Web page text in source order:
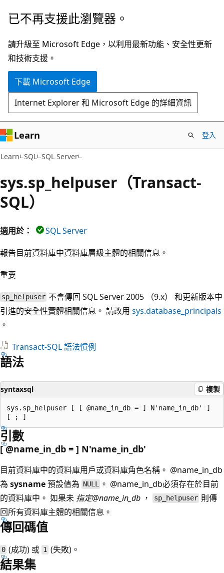
跳
主
要
內
已不再支援此瀏覽器。
請升級至 Microsoft Edge，以利用最新功能、安全性更新
和技術支援。
下載 Microsoft Edge
Internet Explorer 和 Microsoft Edge 的詳細資訊
Learn 登入
Learn SQL SQL Server
sys.sp_helpuser（Transact-
SQL）
適用於：
SQL Server
報告目前資料庫中資料庫層級主體的相關信息。
重要
sp_helpuser 不會傳回 SQL Server 2005 （9.x） 和更新版本中
引進的安全性實體相關信息。 請改用 sys.database_principals
。
Transact-SQL 語法慣例
語法
syntaxsql 複製
sys.sp_helpuser [ [ @name_in_db = ] N'name_in_db' ]
引數
[ @name_in_db = ] N'name_in_db'
目前資料庫中的資料庫用戶或資料庫角色名稱。 @name_in_db
為 sysname預設值為 NULL 。 @name_in_db必須存在於目前
的資料庫中。 如果未 指定@name_in_db ， sp_helpuser 則傳
回所有資料庫主體的相關信息。
傳回碼值
0 (成功) 或 1(失敗)。
結果集